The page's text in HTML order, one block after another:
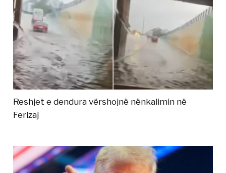
Reshjet e dendura vërshojnë nënkalimin në
Ferizaj